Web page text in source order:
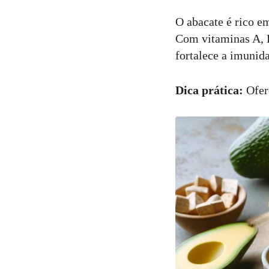
O abacate é rico
Com vitaminas A,
fortalece a
Dica prática: